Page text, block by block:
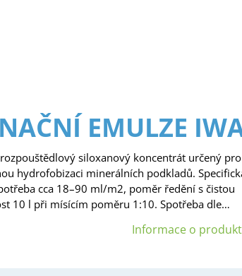
EMULZE
siloxanový koncentrát určený pro
hydrofobizaci minerálních podkladů.
cca 18–90 ml/m2, poměr ředění s čistou
10 l při mísícím poměru 1:10. Spotřeba dle…
Informace o